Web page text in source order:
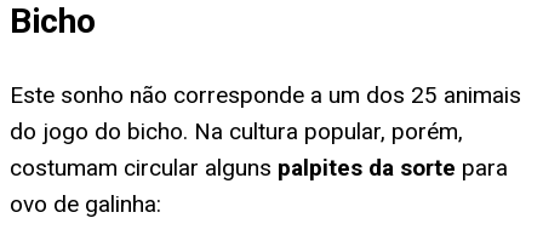
Bicho
Este sonho não corresponde a um dos 25 animais
do jogo do bicho. Na cultura popular, porém,
costumam circular alguns palpites da sorte para
ovo de galinha: